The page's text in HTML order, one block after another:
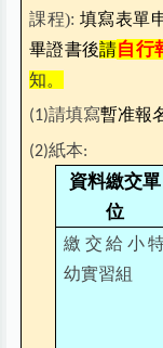
課程): 填寫表單
畢證書後請自行
知。
(1)請填寫暫准報
(2)紙本:
資料繳交單
位
繳交給小
幼實習組